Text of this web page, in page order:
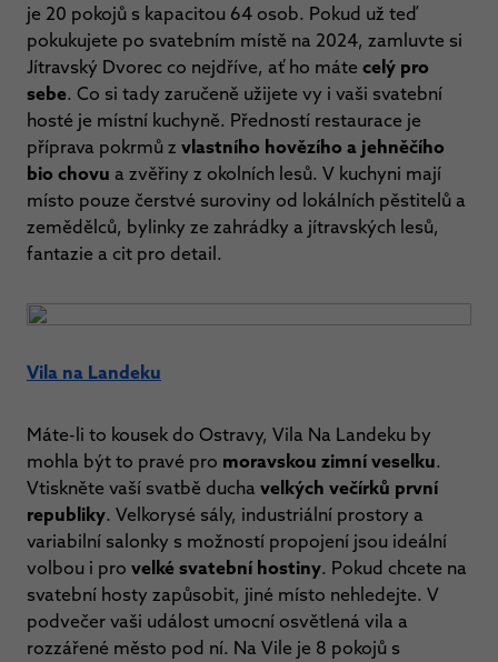
je 20 pokojů s kapacitou 64 osob. Pokud už teď
pokukujete po svatebním místě na 2024, zamluvte si
Jítravský Dvorec co nejdříve, ať ho máte celý pro
sebe. Co si tady zaručeně užijete vy i vaši svatební
hosté je místní kuchyně. Předností restaurace je
příprava pokrmů z vlastního hovězího a jehněčího
bio chovu a zvěřiny z okolních lesů. V kuchyni mají
místo pouze čerstvé suroviny od lokálních pěstitelů a
zemědělců, bylinky ze zahrádky a jítravských lesů,
fantazie a cit pro detail.
Vila na Landeku
Máte-li to kousek do Ostravy, Vila Na Landeku by
mohla být to pravé pro moravskou zimní veselku.
Vtiskněte vaší svatbě ducha velkých večírků první
republiky. Velkorysé sály, industriální prostory a
variabilní salonky s možností propojení jsou ideální
volbou i pro velké svatební hostiny. Pokud chcete na
svatební hosty zapůsobit, jiné místo nehledejte. V
podvečer vaši událost umocní osvětlená vila a
rozzářené město pod ní. Na Vile je 8 pokojů s